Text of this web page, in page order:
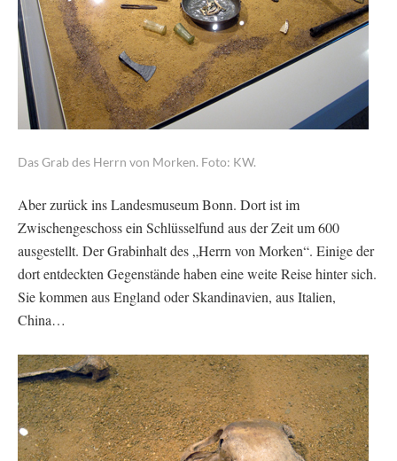
Das Grab des Herrn von Morken. Foto: KW.
Aber zurück ins Landesmuseum Bonn. Dort ist im
Zwischengeschoss ein Schlüsselfund aus der Zeit um 600
ausgestellt. Der Grabinhalt des „Herrn von Morken“. Einige der
dort entdeckten Gegenstände haben eine weite Reise hinter sich.
Sie kommen aus England oder Skandinavien, aus Italien,
China…